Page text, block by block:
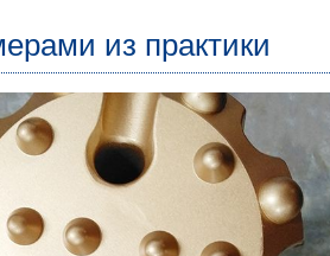
из практики